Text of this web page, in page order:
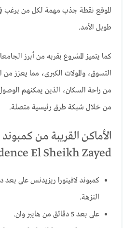
الموقع نقطة جذب مهمة لكل من يرغب في
طويل الأمد.
كما يتميز المشروع بقربه من أبرز
التسوق، والمولات الكبرى، مما يعزز من
من راحة السكان، الذين يمكنهم
من خلال شبكة طرق رئيسية متصلة.
El Sheikh Zayed
كمبوند لافينورا ريزيدنس على
النزهة.
على بعد 5 دقائق من هايبر وان.